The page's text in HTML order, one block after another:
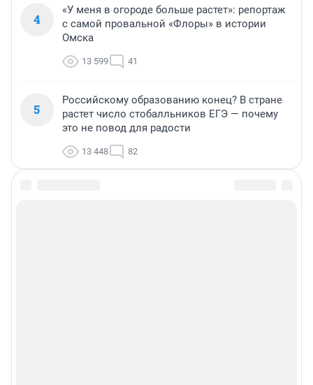
4
«У меня в огороде больше растет»: репортаж
с самой провальной «Флоры» в истории
Омска
13 599 41
5
Российскому образованию конец? В стране
растет число стобалльников ЕГЭ — почему
это не повод для радости
13 448 82